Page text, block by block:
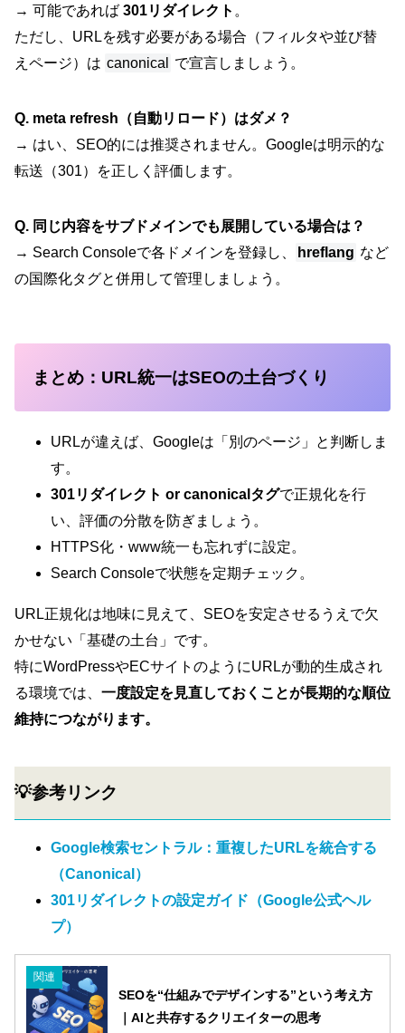
→ 可能であれば 301リダイレクト 。
ただし、URLを残す必要がある場合（フィルタや並び替
えページ）は canonical で宣言しましょう。
Q. meta refresh（自動リロード）はダメ？
→ はい、SEO的には推奨されません。Googleは明示的な
転送（301）を正しく評価します。
Q. 同じ内容をサブドメインでも展開している場合は？
→ Search Consoleで各ドメインを登録し、
hreflang など
の国際化タグと併用して管理しましょう。
まとめ：URL統一はSEOの土台づくり
URLが違えば、Googleは「別のページ」と判断しま
す。
301リダイレクト or canonicalタグで正規化を行
い、評価の分散を防ぎましょう。
HTTPS化・www統一も忘れずに設定。
Search Consoleで状態を定期チェック。
URL正規化は地味に見えて、SEOを安定させるうえで欠
かせない「基礎の土台」です。
特にWordPressやECサイトのようにURLが動的生成され
る環境では、 一度設定を見直しておくことが長期的な順位
維持につながります。
💡参考リンク
Google検索セントラル：重複したURLを統合する
（Canonical）
301リダイレクトの設定ガイド（Google公式ヘル
プ）
関連
SEOを“仕組みでデザインする”という考え方
｜AIと共存するクリエイターの思考